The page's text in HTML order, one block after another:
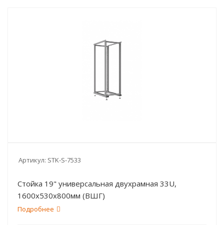
Артикул: STK-S-7533
Стойка 19" универсальная двухрамная 33U,
1600х530х800мм (ВШГ)
Подробнее